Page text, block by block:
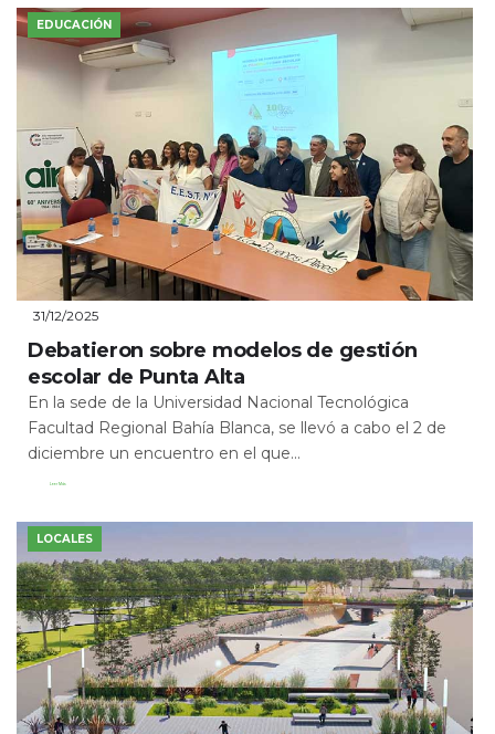
EDUCACIÓN
31/12/2025
Debatieron sobre modelos de gestión
escolar de Punta Alta
En la sede de la Universidad Nacional Tecnológica
Facultad Regional Bahía Blanca, se llevó a cabo el 2 de
diciembre un encuentro en el que...
Leer Más
LOCALES